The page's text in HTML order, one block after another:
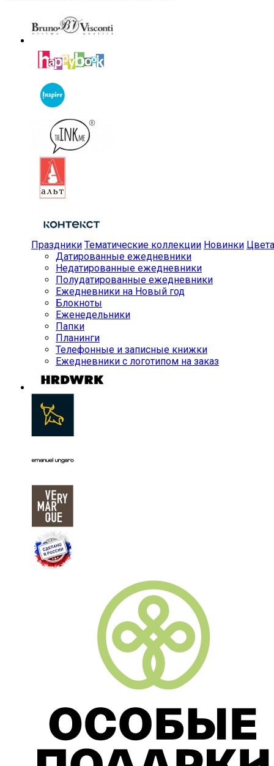
Праздники Тематические коллекции Новинки Цвета
Датированные ежедневники
Недатированные ежедневники
Полудатированные ежедневники
Ежедневники на Новый год
Блокноты
Еженедельники
Папки
Планинги
Телефонные и записные книжки
Ежедневники с логотипом на заказ